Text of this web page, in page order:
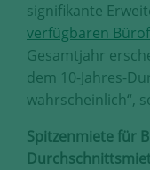
signifikante
verfügbaren
Gesamtjahr
dem 10-Jahres-
wahrscheinlich“,
Spitzenmiete für